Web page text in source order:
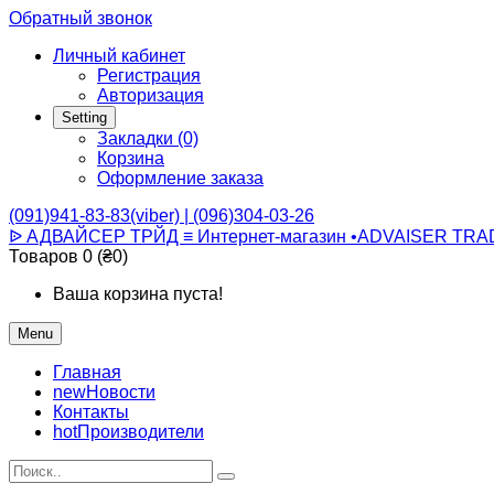
Обратный звонок
Личный кабинет
Регистрация
Авторизация
Setting
Закладки (0)
Корзина
Оформление заказа
(091)941-83-83(viber) | (096)304-03-26
ᐉ АДВАЙСЕР ТРЙД ≡ Интернет-магазин •ADVAISER
Товаров 0 (₴0)
Ваша корзина пуста!
Menu
Главная
newНовости
Контакты
hotПроизводители